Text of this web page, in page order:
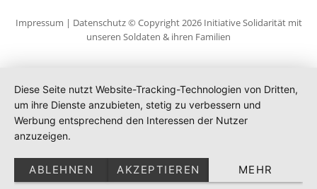
Impressum | Datenschutz© Copyright 2026 Initiative Solidarität mit
unseren Soldaten & ihren Familien
Diese Seite nutzt Website-Tracking-Technologien von Dritten,
um ihre Dienste anzubieten, stetig zu verbessern und
Werbung entsprechend den Interessen der Nutzer
anzuzeigen.
ABLEHNEN AKZEPTIEREN MEHR